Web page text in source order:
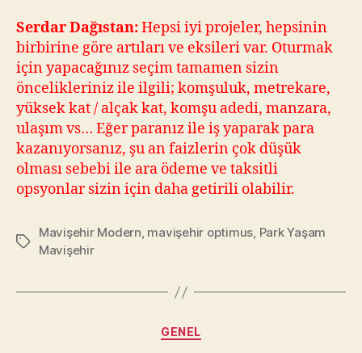
Serdar Dağıstan:Hepsi iyi projeler, hepsinin
birbirine göre artıları ve eksileri var. Oturmak
için yapacağınız seçim tamamen sizin
öncelikleriniz ile ilgili; komşuluk, metrekare,
yüksek kat / alçak kat, komşu adedi, manzara,
ulaşım vs… Eğer paranız ile iş yaparak para
kazanıyorsanız, şu an faizlerin çok düşük
olması sebebi ile ara ödeme ve taksitli
opsyonlar sizin için daha getirili olabilir.
Tags
Mavişehir Modern, mavişehir optimus, Park Yaşam
Mavişehir
Categories
GENEL